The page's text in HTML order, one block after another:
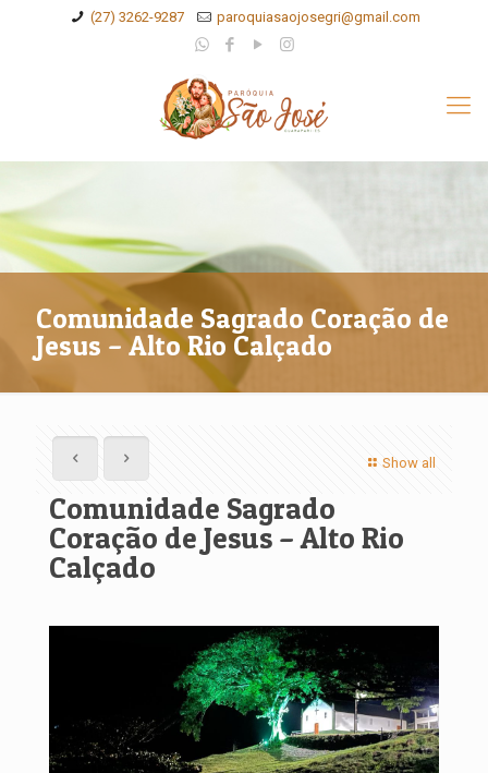
(27) 3262-9287 paroquiasaojosegri@gmail.com
Comunidade Sagrado Coração de
Jesus – Alto Rio Calçado
Show all
Comunidade Sagrado
Coração de Jesus – Alto Rio
Calçado